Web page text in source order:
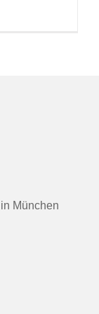
München